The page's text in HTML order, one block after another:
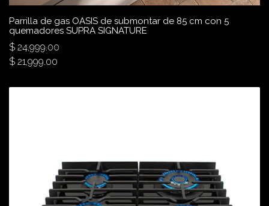
Parrilla de gas OASIS de submontar de 85 cm con 5
quemadores SUPRA SIGNATURE
$ 24,999.00
$ 21,999.00